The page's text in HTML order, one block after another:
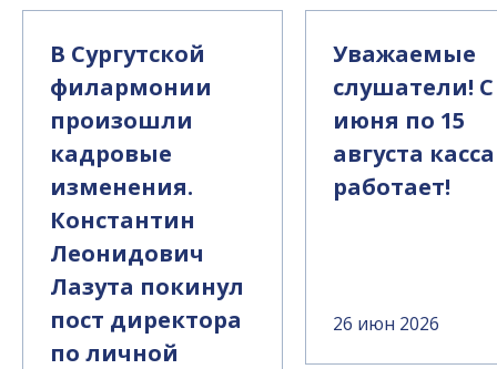
В Сургутской
филармонии
произошли
кадровые
изменения.
Константин
Леонидович
Лазута покинул
пост директора
по личной
Уважаемые
слушатели! С
июня по 15
августа
работает!
26 июн 2026